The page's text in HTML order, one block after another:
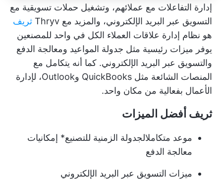
إدارة التفاعلات مع عملائهم، وتشغيل حملات تسويقية مع
التسويق عبر البريد الإلكتروني، والمزيد مع Thryv
ثريف
هو نظام إدارة علاقات العملاء الكل في واحد للمصنعين
يوفر ميزات رئيسية مثل جدولة المواعيد ومعالجة الدفع
والتسويق عبر البريد الإلكتروني. كما أنه يتكامل مع
المنصات الشائعة مثل QuickBooks وOutlook، لإدارة
الأعمال بفعالية من مكان واحد.
ثريف أفضل الميزات
موعد متكاملالجدولة الزمنية للتصنيع* إمكانيات
معالجة الدفع
ميزات التسويق عبر البريد الإلكتروني